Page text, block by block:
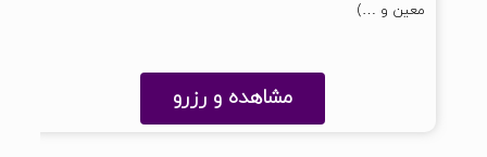
معین و …)
مشاهده و رزرو